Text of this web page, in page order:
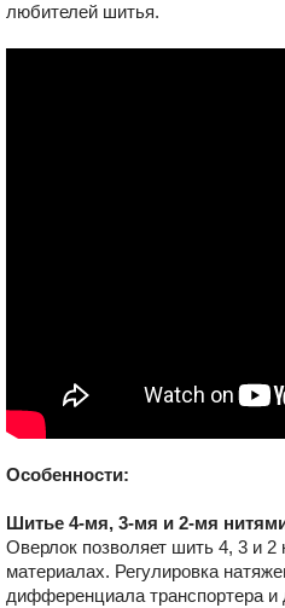
любителей шитья.
Особенности:
Шитье 4-мя, 3-мя и 2-мя
Оверлок позволяет шить 4, 3 и
материалах. Регулировка
дифференциала транспортера и